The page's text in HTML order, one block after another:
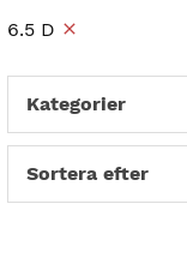
6.5 D
Kategorier
Sortera efter